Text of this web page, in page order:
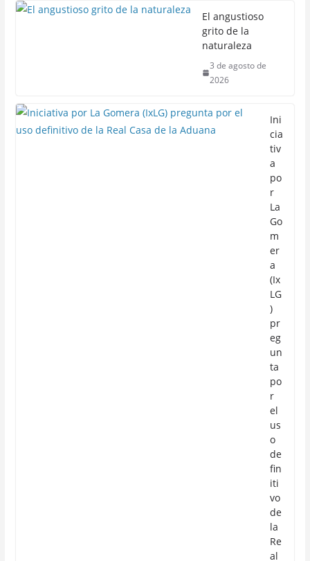
El angustioso
grito de la
naturaleza
3 de agosto de
2026
Ini
cia
tiv
a
po
r
La
Go
m
er
a
(Ix
LG
)
pr
eg
un
ta
po
r
el
us
o
de
fin
iti
vo
de
la
Re
al